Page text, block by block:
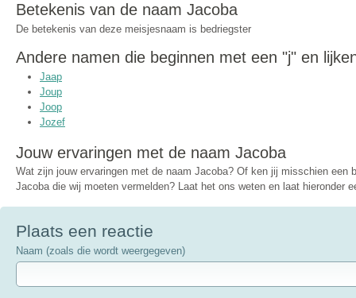
Betekenis van de naam Jacoba
De betekenis van deze meisjesnaam is bedriegster
Andere namen die beginnen met een "j" en
Jaap
Joup
Joop
Jozef
Jouw ervaringen met de naam Jacoba
Wat zijn jouw ervaringen met de naam Jacoba? Of ken jij misschien een
Jacoba die wij moeten vermelden? Laat het ons weten en laat hieronder
Plaats een reactie
Naam (zoals die wordt weergegeven)